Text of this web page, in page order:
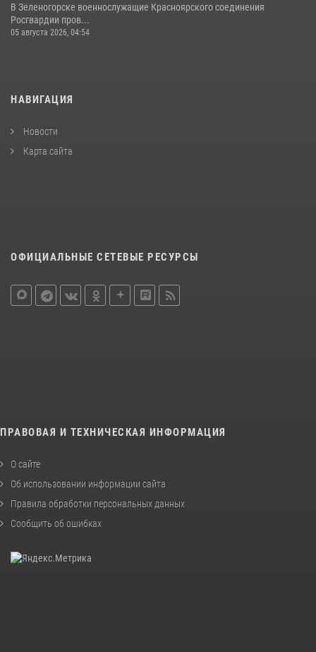
В Зеленогорске военнослужащие Красноярского соединения
Росгвардии пров...
05 августа 2026, 04:54
НАВИГАЦИЯ
Новости
Карта сайта
ОФИЦИАЛЬНЫЕ СЕТЕВЫЕ РЕСУРСЫ
ПРАВОВАЯ И ТЕХНИЧЕСКАЯ ИНФОРМАЦИЯ
О сайте
Об использовании информации сайта
Правила обработки персональных данных
Сообщить об ошибках